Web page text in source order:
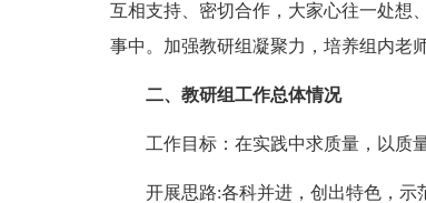
互相支持、密切合作，大家心往一处想
事中。加强教研组凝聚力，培养组内老
二、教研组工作总体情况
工作目标：在实践中求质量，以质量
开展思路:各科并进，创出特色，示范